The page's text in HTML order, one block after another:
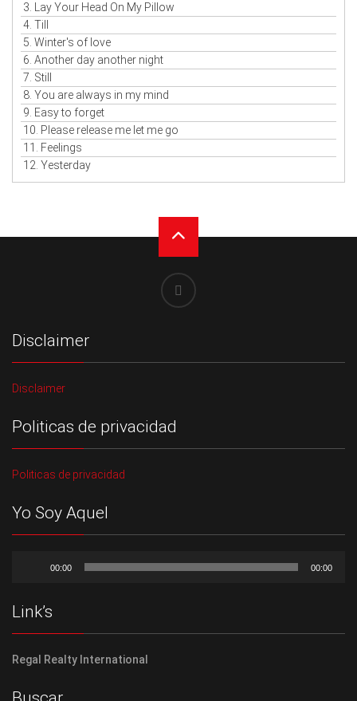
3. Lay Your Head On My Pillow
4. Till
5. Winter's of love
6. Another day another night
7. Still
8. You are always in my mind
9. Easy to forget
10. Please release me let me go
11. Feelings
12. Yesterday
Disclaimer
Disclaimer
Politicas de privacidad
Politicas de privacidad
Yo Soy Aquel
00:00 00:00
Link’s
Regal Realty International